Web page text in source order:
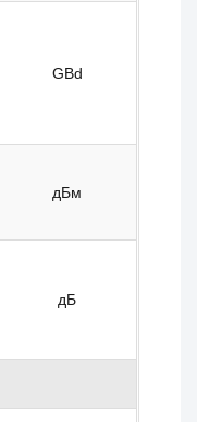
GBd
дБм
дБ